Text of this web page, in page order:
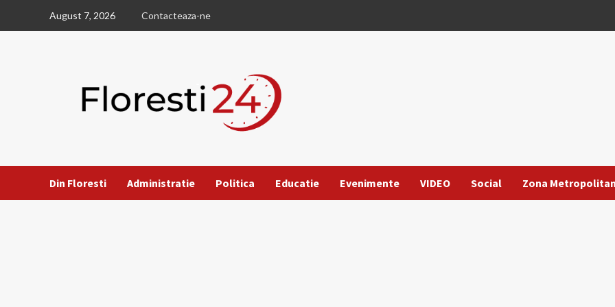
August 7, 2026 Contacteaza-ne
Din Floresti Administratie Politica Educatie Evenimente VIDEO Social Zona